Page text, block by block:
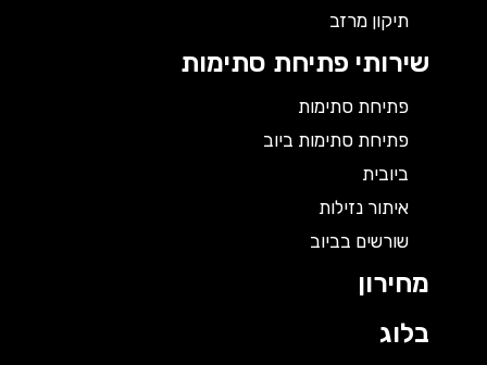
תיקון מרזב
שירותי פתיחת סתימות
פתיחת סתימות
פתיחת סתימות ביוב
ביובית
איתור נזילות
שורשים בביוב
מחירון
בלוג